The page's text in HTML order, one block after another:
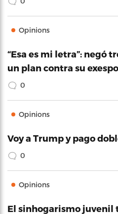
Opinions
“Esa es mi letra”: negó
un plan contra su
0
Opinions
Voy a Trump y pago
0
Opinions
El sinhogarismo juvenil